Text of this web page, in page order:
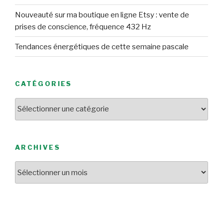
Nouveauté sur ma boutique en ligne Etsy : vente de
prises de conscience, fréquence 432 Hz
Tendances énergétiques de cette semaine pascale
CATÉGORIES
ARCHIVES